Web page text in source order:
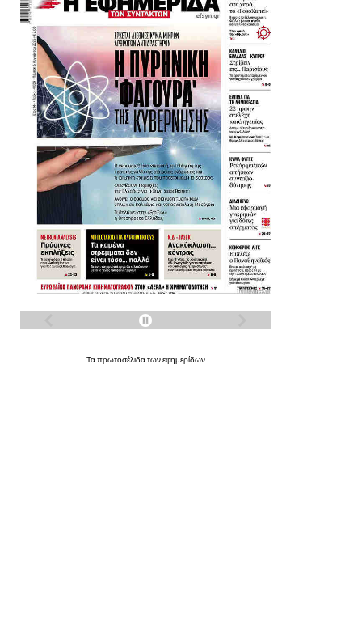
Ταπρωτοσέλιδατωνεφημερίδων